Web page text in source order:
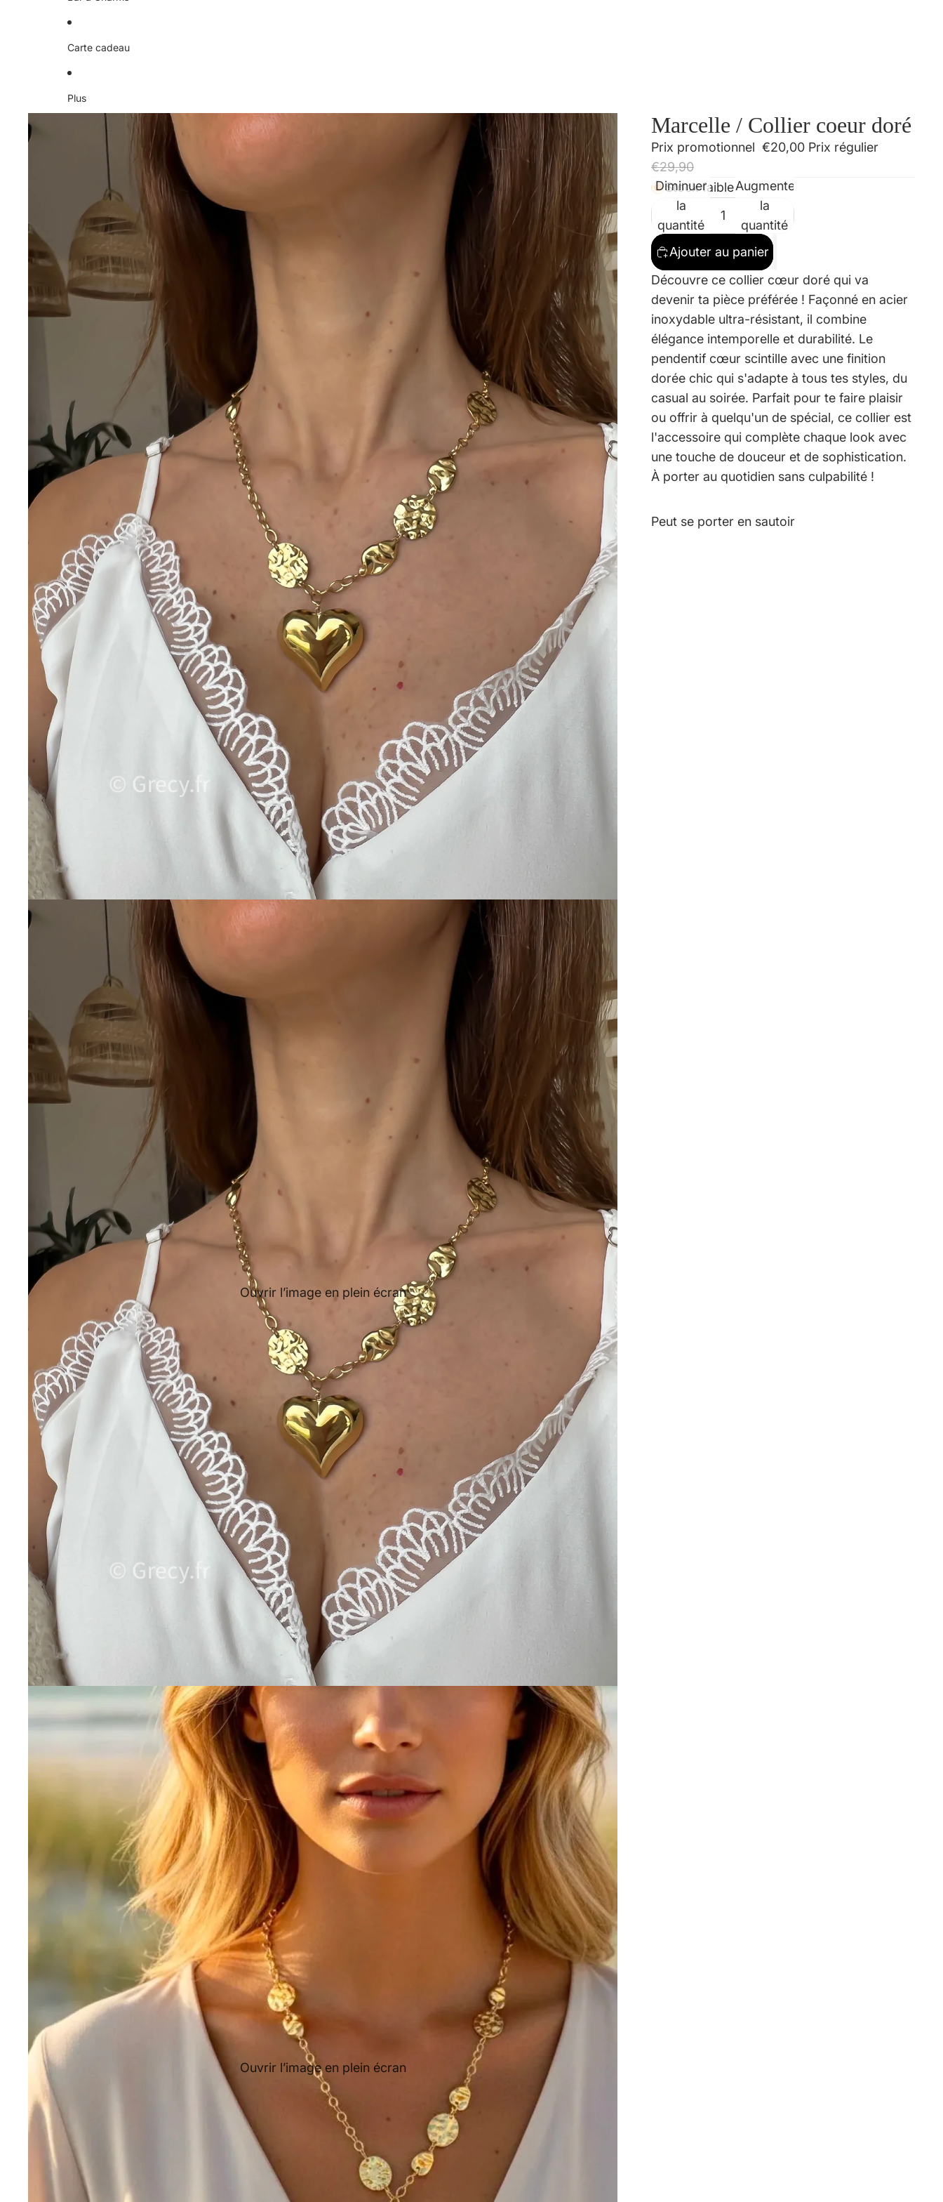
Carte cadeau
Plus
Ouvrir l’image en plein écran
Ouvrir l’image en plein écran
Marcelle / Collier coeur doré
Prix promotionnel €20,00 Prix régulier
€29,90
Stock faible
Diminuer
la
quantité
Augmenter
la
quantité
Ajouter au panier
Découvre ce collier cœur doré qui va
devenir ta pièce préférée ! Façonné en acier
inoxydable ultra-résistant, il combine
élégance intemporelle et durabilité. Le
pendentif cœur scintille avec une finition
dorée chic qui s'adapte à tous tes styles, du
casual au soirée. Parfait pour te faire plaisir
ou offrir à quelqu'un de spécial, ce collier est
l'accessoire qui complète chaque look avec
une touche de douceur et de sophistication.
À porter au quotidien sans culpabilité !
Peut se porter en sautoir